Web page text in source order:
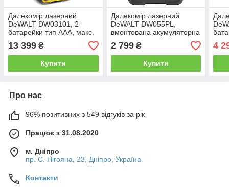
Далекомір лазерний
DeWALT DW03101, 2
батарейки тип ААА, макс.
дальність 100 м, похибка
+/- 1.5 мм на 10 м, вага
0.280 кг
13 399 ₴
Купити
Далекомір лазерний
DeWALT DW055PL,
вмонтована акумуляторна
батарея, макс. дальність
16 м, похибка +/- 6 мм на
10 м, вага 0.1 кг
2 799₴
Купити
+/-
кг
4
Про нас
96% позитивних з 549 відгуків за рік
Працює з 31.08.2020
м. Дніпро
пр. С. Нігояна, 23, Дніпро, Україна
Контакти